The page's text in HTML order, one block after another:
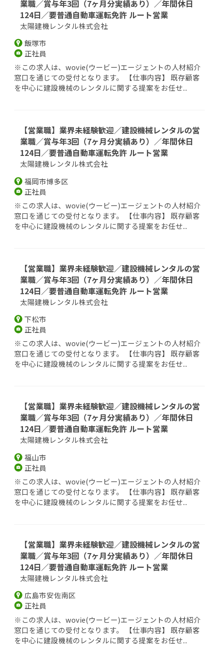
業職／賞与年3回（7ヶ月分実績あり）／年間休日
124日／要普通自動車運転免許 ルート営業
太陽建機レンタル株式会社
飯塚市
正社員
※この求人は、wovie(ウービー)エージェントの人材紹介
窓口を通じての受付となります。 【仕事内容】 既存顧客
を中心に建設機械のレンタルに関する提案をお任せ...
【営業職】業界未経験歓迎／建設機械レンタルの営
業職／賞与年3回（7ヶ月分実績あり）／年間休日
124日／要普通自動車運転免許 ルート営業
太陽建機レンタル株式会社
福岡市博多区
正社員
※この求人は、wovie(ウービー)エージェントの人材紹介
窓口を通じての受付となります。 【仕事内容】 既存顧客
を中心に建設機械のレンタルに関する提案をお任せ...
【営業職】業界未経験歓迎／建設機械レンタルの営
業職／賞与年3回（7ヶ月分実績あり）／年間休日
124日／要普通自動車運転免許 ルート営業
太陽建機レンタル株式会社
下松市
正社員
※この求人は、wovie(ウービー)エージェントの人材紹介
窓口を通じての受付となります。 【仕事内容】 既存顧客
を中心に建設機械のレンタルに関する提案をお任せ...
【営業職】業界未経験歓迎／建設機械レンタルの営
業職／賞与年3回（7ヶ月分実績あり）／年間休日
124日／要普通自動車運転免許 ルート営業
太陽建機レンタル株式会社
福山市
正社員
※この求人は、wovie(ウービー)エージェントの人材紹介
窓口を通じての受付となります。 【仕事内容】 既存顧客
を中心に建設機械のレンタルに関する提案をお任せ...
【営業職】業界未経験歓迎／建設機械レンタルの営
業職／賞与年3回（7ヶ月分実績あり）／年間休日
124日／要普通自動車運転免許 ルート営業
太陽建機レンタル株式会社
広島市安佐南区
正社員
※この求人は、wovie(ウービー)エージェントの人材紹介
窓口を通じての受付となります。 【仕事内容】 既存顧客
を中心に建設機械のレンタルに関する提案をお任せ...